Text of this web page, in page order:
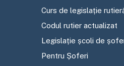
Curs de legislație
Codul rutier actualizat
Legislație școli de
Pentru Șoferi